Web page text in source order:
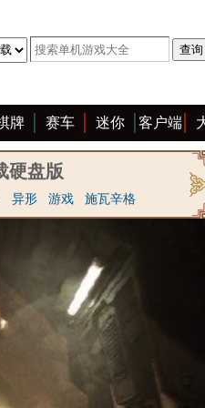
牌 赛车 迷你 客户端
硬盘版
异形 游戏 施瓦辛格